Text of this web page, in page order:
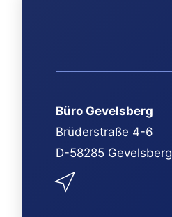
Büro Gevelsberg
Brüderstraße 4-6
D-58285 Gevelsberg